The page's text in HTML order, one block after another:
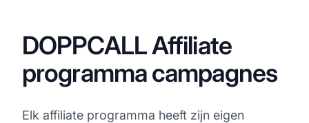
DOPPCALL Affiliate
programma campagnes
Elk affiliate programma heeft zijn eigen